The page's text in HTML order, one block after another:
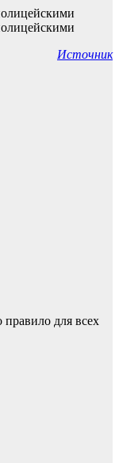
Источник
для всех